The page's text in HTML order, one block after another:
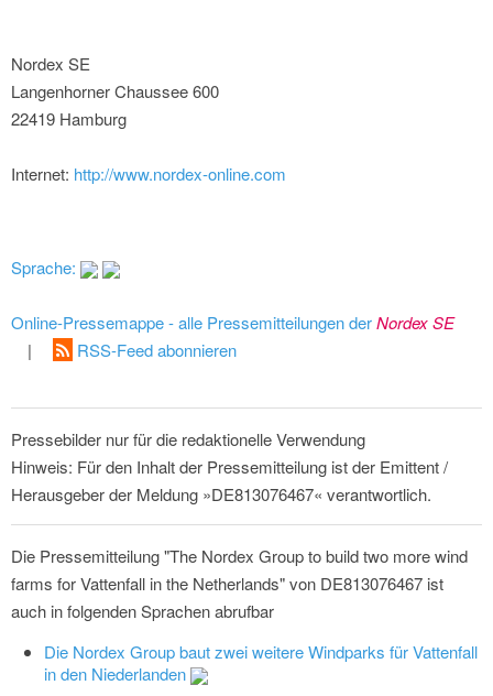
Nordex SE
Langenhorner Chaussee 600
22419 Hamburg
Internet: http://www.nordex-online.com
Sprache:
Online-Pressemappe - alle Pressemitteilungen derNordex SE
|
RSS-Feed abonnieren
Pressebilder nur für die redaktionelle Verwendung
Hinweis: Für den Inhalt der Pressemitteilung ist der Emittent /
Herausgeber der Meldung »DE813076467« verantwortlich.
Die Pressemitteilung "The Nordex Group to build two more wind
farms for Vattenfall in the Netherlands" von DE813076467 ist
auch in folgenden Sprachen abrufbar
Die Nordex Group baut zwei weitere Windparks für Vattenfall
in den Niederlanden